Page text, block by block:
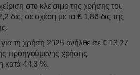
στο κλείσιμο της χρήσης του
δις. σε σχέση με τα € 1,86 δις της
για τη χρήση 2025 ανήλθε σε € 13,27
προηγούμενης χρήσης,
κατά 44,3 %.